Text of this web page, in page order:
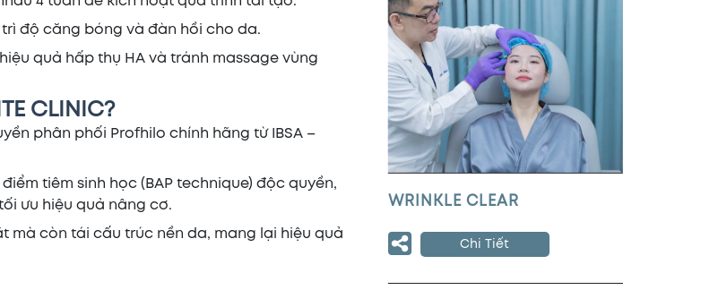
trì độ căng bóng và đàn hồi cho da.
quả hấp thụ HA và tránh massage vùng
CLINIC?
phân phối Profhilo chính hãng từ IBSA –
tiêm sinh học (BAP technique) độc quyền,
ưu hiệu quả nâng cơ.
mà còn tái cấu trúc nền da, mang lại hiệu quả
WRINKLE CLEAR
Chi Tiết